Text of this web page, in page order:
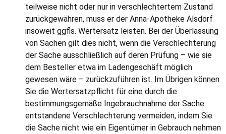
teilweise nicht oder nur in verschlechtertem Zustand
zurückgewähren, muss er der Anna-Apotheke Alsdorf
insoweit ggfls. Wertersatz leisten. Bei der Überlassung
von Sachen gilt dies nicht, wenn die Verschlechterung
der Sache ausschließlich auf deren Prüfung – wie sie
dem Besteller etwa im Ladengeschäft möglich
gewesen wäre – zurückzuführen ist. Im Übrigen können
Sie die Wertersatzpflicht für eine durch die
bestimmungsgemäße Ingebrauchnahme der Sache
entstandene Verschlechterung vermeiden, indem Sie
die Sache nicht wie ein Eigentümer in Gebrauch nehmen